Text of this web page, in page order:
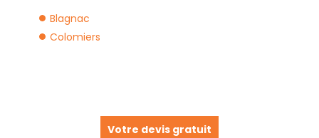
Blagnac
Colomiers
Votre devis gratuit